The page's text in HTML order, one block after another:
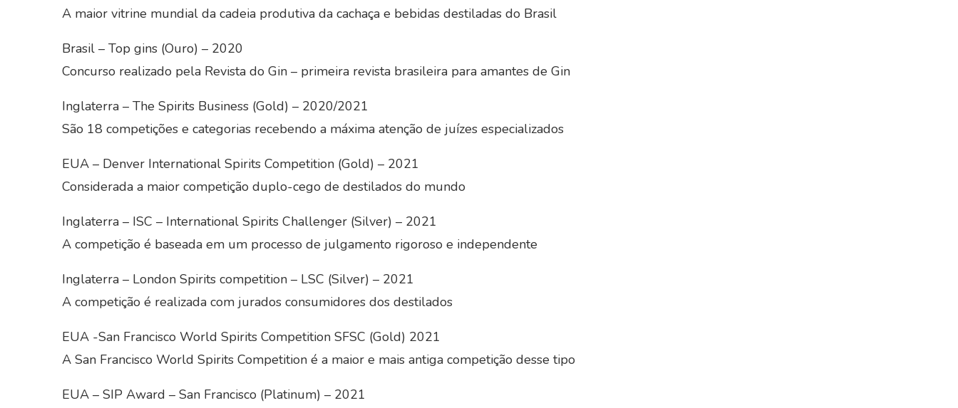
A maior vitrine mundial da cadeia produtiva da cachaça e bebidas destiladas do Brasil
Brasil – Top gins (Ouro) – 2020
Concurso realizado pela Revista do Gin – primeira revista brasileira para amantes de Gin
Inglaterra – The Spirits Business (Gold) – 2020/2021
São 18 competições e categorias recebendo a máxima atenção de juízes especializados
EUA – Denver International Spirits Competition (Gold) – 2021
Considerada a maior competição duplo-cego de destilados do mundo
Inglaterra – ISC – International Spirits Challenger (Silver) – 2021
A competição é baseada em um processo de julgamento rigoroso e independente
Inglaterra – London Spirits competition – LSC (Silver) – 2021
A competição é realizada com jurados consumidores dos destilados
EUA -San Francisco World Spirits Competition SFSC (Gold) 2021
A San Francisco World Spirits Competition é a maior e mais antiga competição desse tipo
EUA – SIP Award – San Francisco (Platinum) – 2021